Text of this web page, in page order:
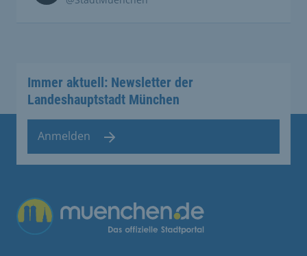
Immer aktuell: Newsletter der
Landeshauptstadt München
Anmelden